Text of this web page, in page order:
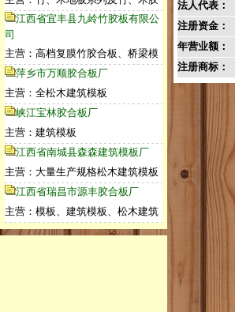
江西省宜丰县九岭竹胶板有限公
司
主营：高档复膜竹胶合板、桥梁模
萍乡市万顺胶合板厂
主营：全松木建筑模板
峡江宝林胶合板厂
主营：建筑模板
江西省南城县森森建筑模板厂
主营：大量生产规格松木建筑模板
江西省瑞昌市源丰胶合板厂
主营：模板、建筑模板、松木建筑
法人代表：
注册资金：
年营业额：
注册商标：